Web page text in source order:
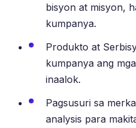
bisyon at misyon,
kumpanya.
Produkto at
kumpanya ang
inaalok.
Pagsusuri sa
analysis para